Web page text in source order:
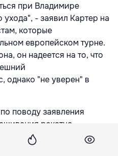
при Владимире
- заявил Картер на
которые
европейском турне.
он надеется на то, что
однако "не уверен" в
поводу заявления
ракетно-
передает ТАСС. "Для
необходимости заявлять